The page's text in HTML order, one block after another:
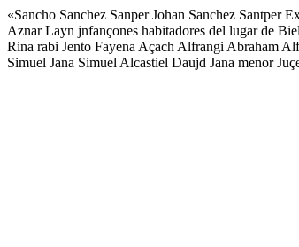
«Sancho Sanchez Sanper Johan Sanchez Santper
Aznar Layn jnfançones habitadores del lugar de
Rina rabi Jento Fayena Açach Alfrangi Abraham
Simuel Jana Simuel Alcastiel Daujd Jana menor